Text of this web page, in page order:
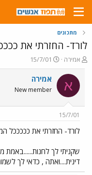
מתכונים
לורד- החזרתי את
פ
ו
ת
ח
ה
ש
א
אמירה
פ
ו
ר
ם
ר
15/7/01
א אמירה
New member
15/7/01
לורד- החזרתי את כככככל
שקניתי לך לחנות......באמת
דינית....ואתה , כדאי לך